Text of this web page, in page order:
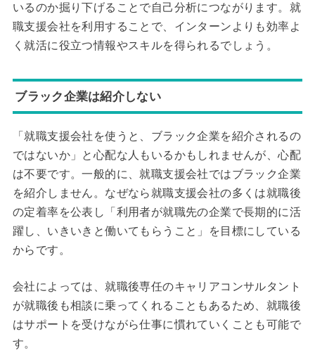
いるのか掘り下げることで自己分析につながります。就
職支援会社を利用することで、インターンよりも効率よ
く就活に役立つ情報やスキルを得られるでしょう。
ブラック企業は紹介しない
「就職支援会社を使うと、ブラック企業を紹介されるの
ではないか」と心配な人もいるかもしれませんが、心配
は不要です。一般的に、就職支援会社ではブラック企業
を紹介しません。なぜなら就職支援会社の多くは就職後
の定着率を公表し「利用者が就職先の企業で長期的に活
躍し、いきいきと働いてもらうこと」を目標にしている
からです。
会社によっては、就職後専任のキャリアコンサルタント
が就職後も相談に乗ってくれることもあるため、就職後
はサポートを受けながら仕事に慣れていくことも可能で
す。